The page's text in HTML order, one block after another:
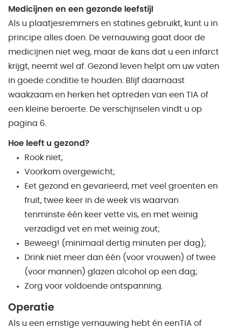
Medicijnen en een gezonde leefstijl
Als u plaatjesremmers en statines gebruikt, kunt u in
principe alles doen. De vernauwing gaat door de
medicijnen niet weg, maar de kans dat u een infarct
krijgt, neemt wel af. Gezond leven helpt om uw vaten
in goede conditie te houden. Blijf daarnaast
waakzaam en herken het optreden van een TIA of
een kleine beroerte. De verschijnselen vindt u op
pagina 6.
Hoe leeft u gezond?
Rook niet;
Voorkom overgewicht;
Eet gezond en gevarieerd, met veel groenten en
fruit, twee keer in de week vis waarvan
tenminste één keer vette vis, en met weinig
verzadigd vet en met weinig zout;
Beweeg! (minimaal dertig minuten per dag);
Drink niet meer dan één (voor vrouwen) of twee
(voor mannen) glazen alcohol op een dag;
Zorg voor voldoende ontspanning.
Operatie
Als u een ernstige vernauwing hebt én eenTIA of